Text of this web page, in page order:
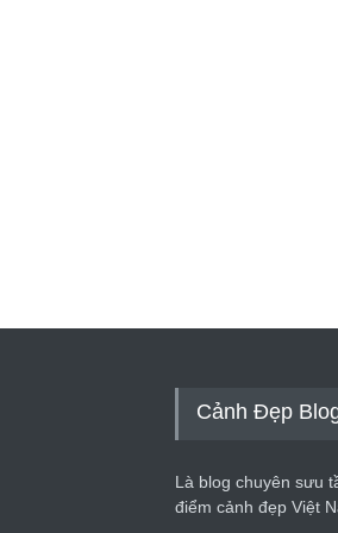
Cảnh Đẹp
Là blog chuyên sưu
điểm cảnh đẹp Việt